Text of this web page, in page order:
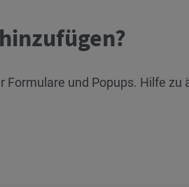
Formulare und Popups. Hilfe zu